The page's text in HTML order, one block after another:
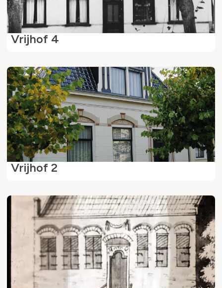
Vrijhof 4
Vrijhof 2